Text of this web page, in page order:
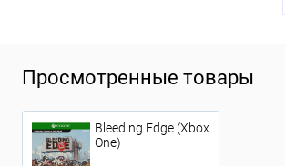
Просмотренные товары
Bleeding Edge (Xbox
One)